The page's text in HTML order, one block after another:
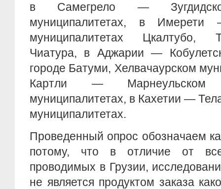
в Самегрело —
муниципалитетах, в Имерети
муниципалитетах Цкалтубо,
Чиатура, в Аджарии —
городе Батуми, Хелвачаурском
Картли — Марнеульском
муниципалитетах, в Кахетии —
муниципалитетах.
Проведенный опрос обозначаем
потому, что в отличие от
проводимых в Грузии,
не является продуктом заказа